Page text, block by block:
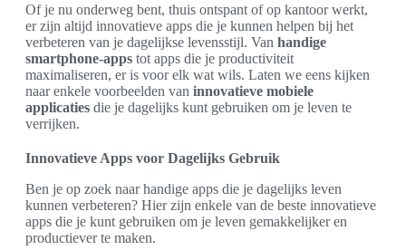
Of je nu onderweg bent, thuis ontspant of op kantoor werkt,
er zijn altijd innovatieve apps die je kunnen helpen bij het
verbeteren van je dagelijkse levensstijl. Van handige
smartphone-apps tot apps die je productiviteit
maximaliseren, er is voor elk wat wils. Laten we eens kijken
naar enkele voorbeelden van innovatieve mobiele
applicaties die je dagelijks kunt gebruiken om je leven te
verrijken.
Innovatieve Apps voor Dagelijks Gebruik
Ben je op zoek naar handige apps die je dagelijks leven
kunnen verbeteren? Hier zijn enkele van de beste innovatieve
apps die je kunt gebruiken om je leven gemakkelijker en
productiever te maken.